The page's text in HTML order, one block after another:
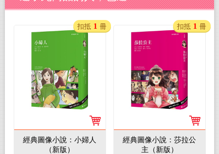
冊）
經典圖像小說：小婦人
（新版）
扣抵 1 冊
經典圖像小說：莎拉公
主（新版）
扣抵 1 冊